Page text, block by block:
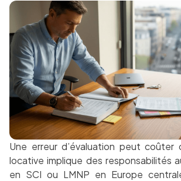
Une erreur d’évaluation peut coûter
locative implique des responsabilités
en SCI ou LMNP en Europe